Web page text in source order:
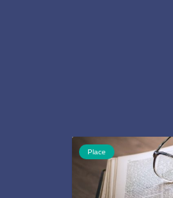
Place